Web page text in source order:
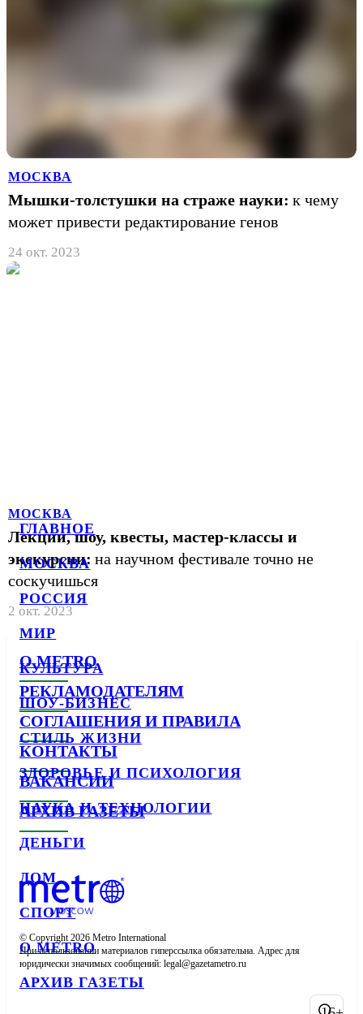
ГЛАВНОЕ
МОСКВА
РОССИЯ
МИР
КУЛЬТУРА
ШОУ-БИЗНЕС
СТИЛЬ ЖИЗНИ
ЗДОРОВЬЕ И ПСИХОЛОГИЯ
НАУКА И ТЕХНОЛОГИИ
ДЕНЬГИ
ДОМ
СПОРТ
О METRO
АРХИВ ГАЗЕТЫ
МОСКВА
Мышки-толстушки на страже науки: к чему
может привести редактирование генов
24 окт. 2023
МОСКВА
Лекции, шоу, квесты, мастер-классы и
экскурсии: на научном фестивале точно не
соскучишься
2 окт. 2023
О METRO
РЕКЛАМОДАТЕЛЯМ
СОГЛАШЕНИЯ И ПРАВИЛА
КОНТАКТЫ
ВАКАНСИИ
АРХИВ ГАЗЕТЫ
© Copyright 2026 Metro International
При использовании материалов гиперссылка обязательна. Адрес для
юридически значимых сообщений: